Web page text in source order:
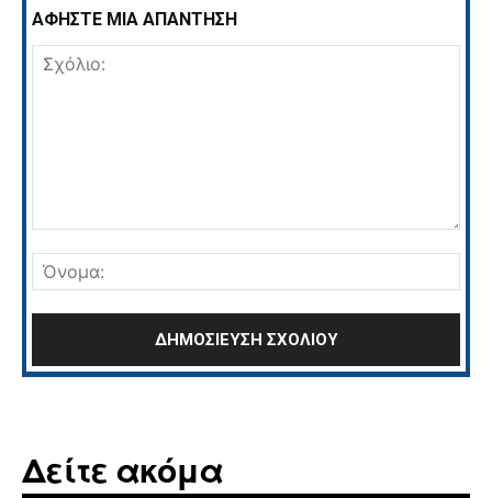
ΑΦΗΣΤΕ ΜΙΑ ΑΠΑΝΤΗΣΗ
Δείτε ακόμα